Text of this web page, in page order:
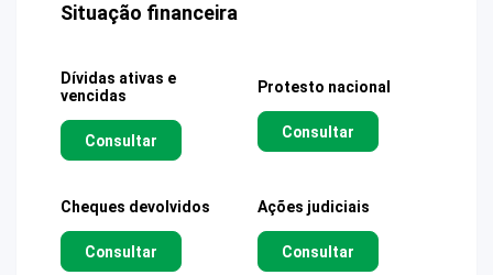
Situação financeira
Dívidas ativas e
vencidas
Consultar
Protesto nacional
Consultar
Cheques devolvidos
Consultar
Ações judiciais
Consultar